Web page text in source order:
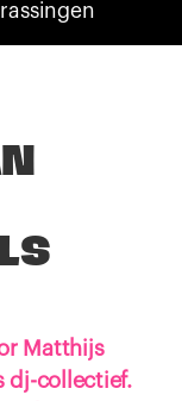
Matthijs
dj-collectief.